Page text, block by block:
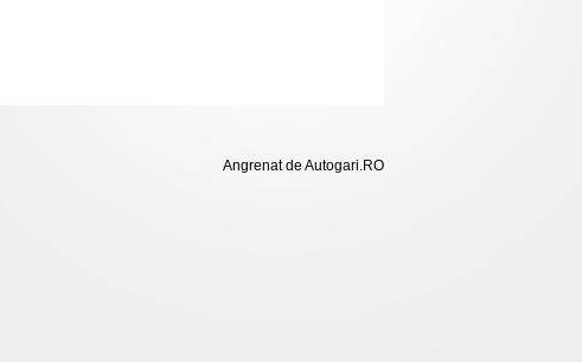
Angrenat de Autogari.RO